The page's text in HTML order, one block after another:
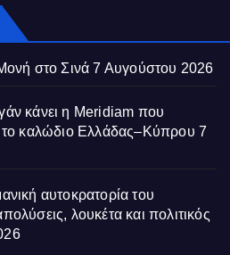
στο Σινά 7 Αυγούστου 2026
κάνει η Meridiam που
το καλώδιο Ελλάδας–Κύπρου 7
αυτοκρατορία του
λουκέτα και πολιτικός